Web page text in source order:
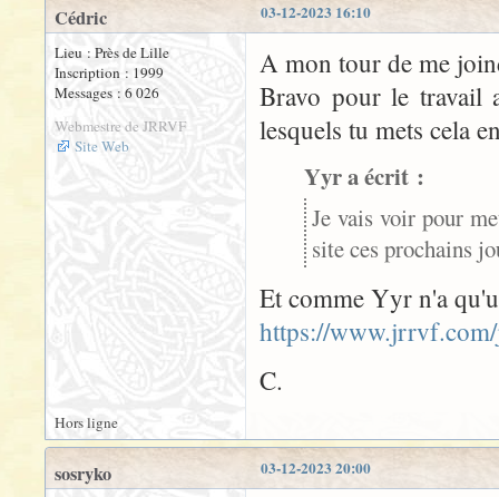
03-12-2023 16:10
Cédric
Lieu : Près de Lille
Inscription : 1999
Messages : 6 026
Webmestre de JRRVF
Site Web
A mon tour de me
Bravo pour le travail
lesquels tu mets cela
Yyr a écrit :
Je vais voir pour
site ces prochains
Et comme Yyr n'a
https://
C.
Hors ligne
03-12-2023 20:00
sosryko